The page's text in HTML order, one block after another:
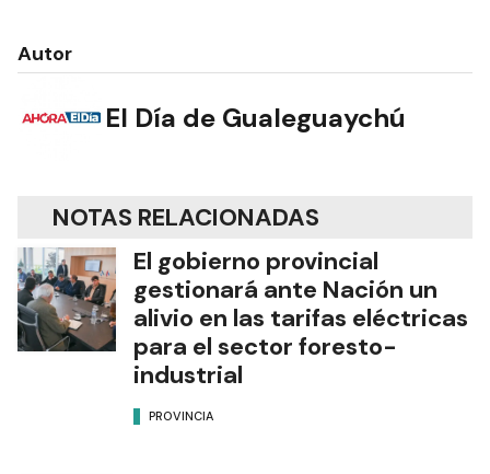
Autor
El Día de Gualeguaychú
NOTAS RELACIONADAS
El gobierno provincial
gestionará ante Nación un
alivio en las tarifas eléctricas
para el sector foresto-
industrial
PROVINCIA